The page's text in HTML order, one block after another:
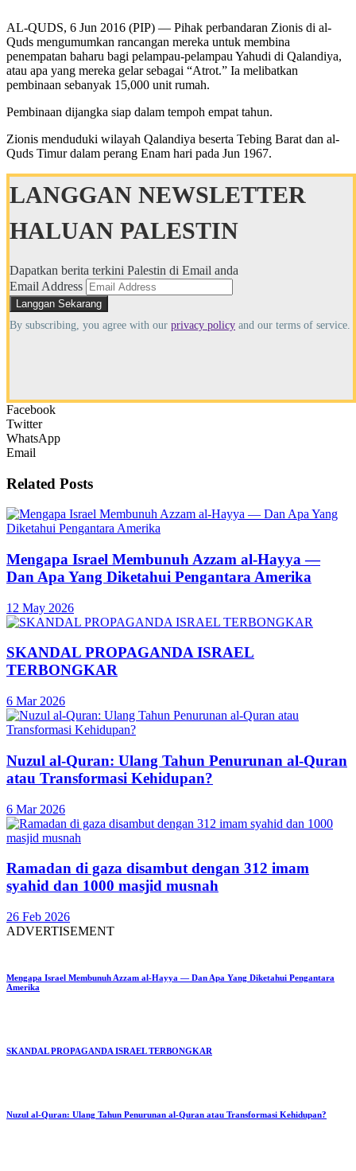
AL-QUDS, 6 Jun 2016 (PIP) — Pihak perbandaran Zionis di al-
Quds mengumumkan rancangan mereka untuk membina
penempatan baharu bagi pelampau-pelampau Yahudi di Qalandiya,
atau apa yang mereka gelar sebagai “Atrot.” Ia melibatkan
pembinaan sebanyak 15,000 unit rumah.
Pembinaan dijangka siap dalam tempoh empat tahun.
Zionis menduduki wilayah Qalandiya beserta Tebing Barat dan al-
Quds Timur dalam perang Enam hari pada Jun 1967.
LANGGAN NEWSLETTER
HALUAN PALESTIN
Dapatkan berita terkini Palestin di Email anda
Email Address
By subscribing, you agree with our privacy policy and our terms of service.
Facebook
Twitter
WhatsApp
Email
Related Posts
Mengapa Israel Membunuh Azzam al-Hayya —
Dan Apa Yang Diketahui Pengantara Amerika
12 May 2026
SKANDAL PROPAGANDA ISRAEL
TERBONGKAR
6 Mar 2026
Nuzul al-Quran: Ulang Tahun Penurunan al-Quran
atau Transformasi Kehidupan?
6 Mar 2026
Ramadan di gaza disambut dengan 312 imam
syahid dan 1000 masjid musnah
26 Feb 2026
ADVERTISEMENT
Mengapa Israel Membunuh Azzam al-Hayya — Dan Apa Yang Diketahui Pengantara
Amerika
SKANDAL PROPAGANDA ISRAEL TERBONGKAR
Nuzul al-Quran: Ulang Tahun Penurunan al-Quran atau Transformasi Kehidupan?